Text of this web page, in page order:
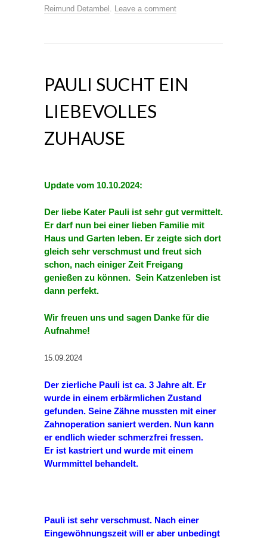
Reimund Detambel . Leave a comment
PAULI SUCHT EIN
LIEBEVOLLES
ZUHAUSE
Update vom 10.10.2024:
Der liebe Kater Pauli ist sehr gut vermittelt.
Er darf nun bei einer lieben Familie mit
Haus und Garten leben. Er zeigte sich dort
gleich sehr verschmust und freut sich
schon, nach einiger Zeit Freigang
genießen zu können. Sein Katzenleben ist
dann perfekt.
Wir freuen uns und sagen Danke für die
Aufnahme!
15.09.2024
Der zierliche Pauli ist ca. 3 Jahre alt. Er
wurde in einem erbärmlichen Zustand
gefunden. Seine Zähne mussten mit einer
Zahnoperation saniert werden. Nun kann
er endlich wieder schmerzfrei fressen.
Er ist kastriert und wurde mit einem
Wurmmittel behandelt.
Pauli ist sehr verschmust. Nach einer
Eingewöhnungszeit will er aber unbedingt